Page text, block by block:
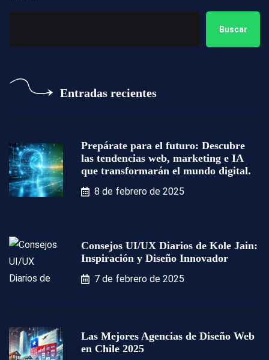
Buscar
Entradas recientes
Prepárate para el futuro: Descubre
las tendencias web, marketing e IA
que transformarán el mundo digital.
8 de febrero de 2025
Consejos UI/UX Diarios de Kole Jain:
Inspiración y Diseño Innovador
7 de febrero de 2025
Las Mejores Agencias de Diseño Web
en Chile 2025